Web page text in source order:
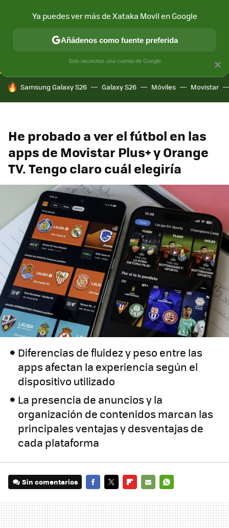
CONECTIVIDAD MÓVIL Y SOCIEDAD APLICACIONES
HOY SE HABLA DE
Samsung Galaxy S26 Galaxy S26 Móviles Movistar
He probado a ver el fútbol en las
apps de Movistar Plus+ y Orange
TV. Tengo claro cuál elegiría
Diferencias de fluidez y peso entre las
apps afectan la experiencia según el
dispositivo utilizado
La presencia de anuncios y la
organización de contenidos marcan las
principales ventajas y desventajas de
cada plataforma
Sin comentarios
MAIL
×
Ya puedes ver más de Xataka Movil en Google
Añádenos como fuente preferida
Solo necesitas una cuenta de Google